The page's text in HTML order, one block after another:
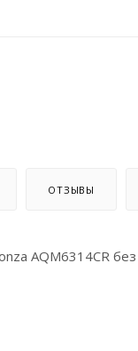
ОТЗЫВЫ
AQM6314CR